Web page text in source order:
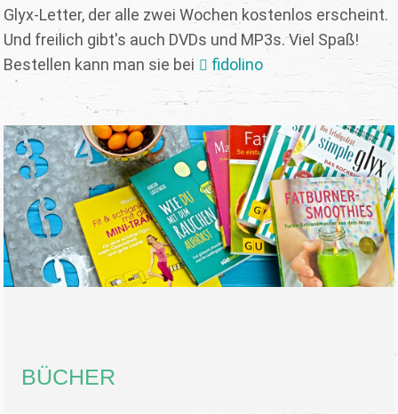
Glyx-Letter, der alle zwei Wochen kostenlos erscheint.
Und freilich gibt's auch DVDs und MP3s. Viel Spaß!
Bestellen kann man sie bei
fidolino
BÜCHER